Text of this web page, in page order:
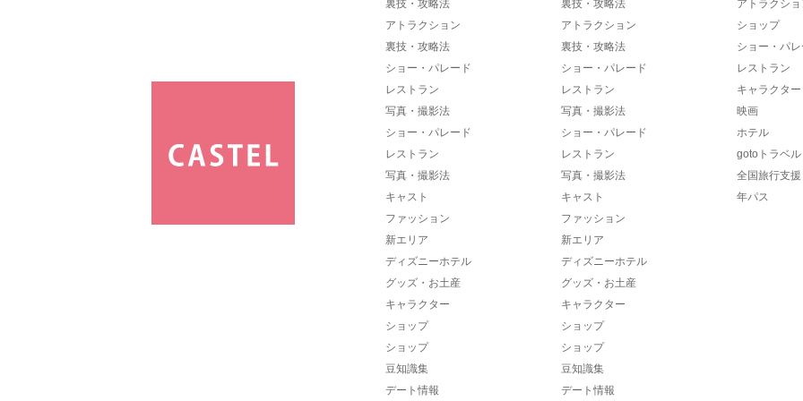
裏技・攻略法
アトラクション
裏技・攻略法
ショー・パレード
レストラン
写真・撮影法
ショー・パレード
レストラン
写真・撮影法
キャスト
ファッション
新エリア
ディズニーホテル
グッズ・お土産
キャラクター
ショップ
ショップ
豆知識集
デート情報
裏技・攻略法
アトラクション
裏技・攻略法
ショー・パレード
レストラン
写真・撮影法
ショー・パレード
レストラン
写真・撮影法
キャスト
ファッション
新エリア
ディズニーホテル
グッズ・お土産
キャラクター
ショップ
ショップ
豆知識集
デート情報
アトラクシ
ショップ
ショー・パ
レストラン
キャラクター
映画
ホテル
gotoトラベル
全国旅行支援
年パス